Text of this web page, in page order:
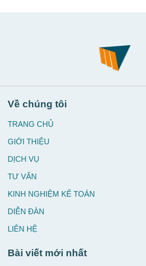
Về chúng tôi
TRANG CHỦ
GIỚI THIỆU
DỊCH VỤ
TƯ VẤN
KINH NGHIỆM KẾ TOÁN
DIỄN ĐÀN
LIÊN HỆ
Bài viết mới nhất